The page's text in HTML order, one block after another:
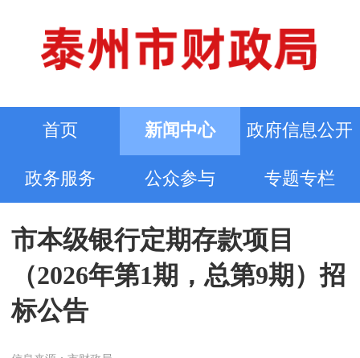
首页 新闻中心 政府信息公开
政务服务 公众参与 专题专栏
市本级银行定期存款项目
（2026年第1期，总第9期）招
标公告